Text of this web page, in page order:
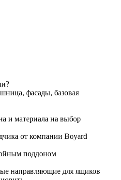
фасады, базовая
и материала на выбор
от компании Boyard
поддоном
направляющие для ящиков